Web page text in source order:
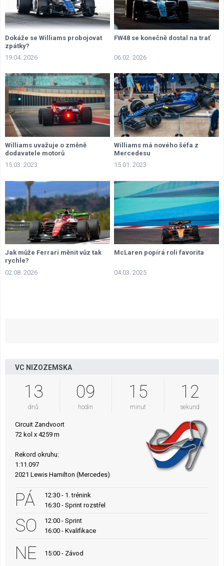
Dokáže se Williams probojovat
zpátky?
19.04. 2026
FW48 se konečně dostal na trať
06.02. 2026
Williams uvažuje o změně
dodavatele motorů
15.03. 2023
Williams má nového šéfa z
Mercedesu
15.01. 2023
Jak může Ferrari měnit vůz tak
rychle?
02.08. 2026
McLaren popírá roli favorita
04.03. 2025
VC NIZOZEMSKA
13
dnů
09
hodin
15
minut
11
sekund
Circuit Zandvoort
72 kol x 4259 m
Rekord okruhu:
1:11.097
2021 Lewis Hamilton (Mercedes)
PÁ
12:30 - 1. trénink
16:30 - Sprint rozstřel
SO
12:00 - Sprint
16:00 - Kvalifikace
NE 15:00 - Závod